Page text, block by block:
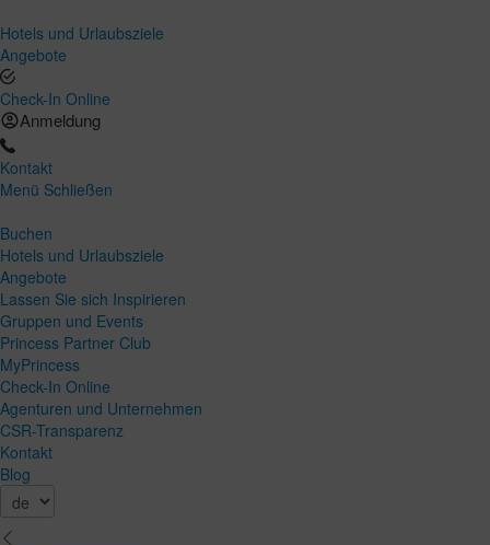
Hotels und Urlaubsziele
Angebote
Check-In Online
Anmeldung
Kontakt
Menü Schließen
Buchen
Hotels und Urlaubsziele
Angebote
Lassen Sie sich Inspirieren
Gruppen und Events
Princess Partner Club
MyPrincess
Check-In Online
Agenturen und Unternehmen
CSR-Transparenz
Kontakt
Blog